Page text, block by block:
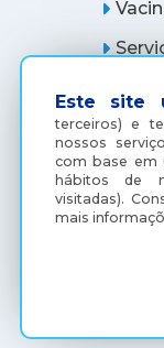
Este site
terceiros) e
nossos
com base em
hábitos de
visitadas).
mais